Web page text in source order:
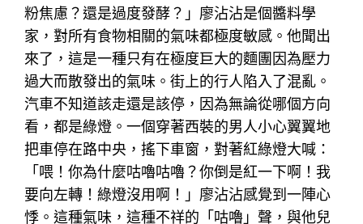
粉焦慮？還是過度發酵？」廖沾沾是個醬料學
家，對所有食物相關的氣味都極度敏感。他聞出
來了，這是一種只有在極度巨大的麵團因為壓力
過大而散發出的氣味。街上的行人陷入了混亂。
汽車不知道該走還是該停，因為無論從哪個方向
看，都是綠燈。一個穿著西裝的男人小心翼翼地
把車停在路中央，搖下車窗，對著紅綠燈大喊：
「喂！你為什麼咕嚕咕嚕？你倒是紅一下啊！我
要向左轉！綠燈沒用啊！」廖沾沾感覺到一陣心
悸。這種氣味，這種不祥的「咕嚕」聲，與他兒